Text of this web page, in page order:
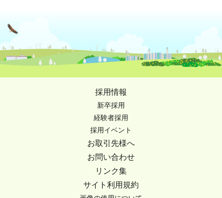
採用情報
新卒採用
経験者採用
採用イベント
お取引先様へ
お問い合わせ
リンク集
サイト利用規約